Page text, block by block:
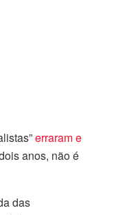
erraram e
anos, não é
das